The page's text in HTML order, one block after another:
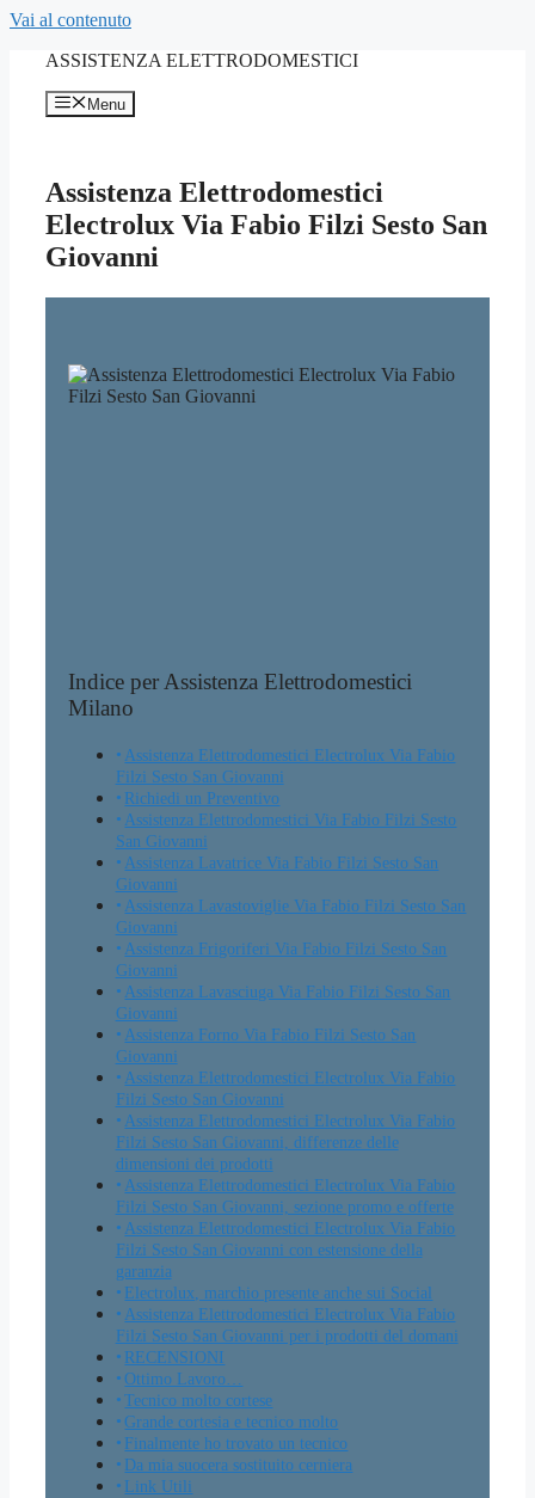
Vai al contenuto
ASSISTENZA ELETTRODOMESTICI
Menu
Assistenza Elettrodomestici
Electrolux Via Fabio Filzi Sesto San
Giovanni
Indice per Assistenza Elettrodomestici
Milano
Assistenza Elettrodomestici Electrolux Via Fabio
Filzi Sesto San Giovanni
Richiedi un Preventivo
Assistenza Elettrodomestici Via Fabio Filzi Sesto
San Giovanni
Assistenza Lavatrice Via Fabio Filzi Sesto San
Giovanni
Assistenza Lavastoviglie Via Fabio Filzi Sesto San
Giovanni
Assistenza Frigoriferi Via Fabio Filzi Sesto San
Giovanni
Assistenza Lavasciuga Via Fabio Filzi Sesto San
Giovanni
Assistenza Forno Via Fabio Filzi Sesto San
Giovanni
Assistenza Elettrodomestici Electrolux Via Fabio
Filzi Sesto San Giovanni
Assistenza Elettrodomestici Electrolux Via Fabio
Filzi Sesto San Giovanni, differenze delle
dimensioni dei prodotti
Assistenza Elettrodomestici Electrolux Via Fabio
Filzi Sesto San Giovanni, sezione promo e offerte
Assistenza Elettrodomestici Electrolux Via Fabio
Filzi Sesto San Giovanni con estensione della
garanzia
Electrolux, marchio presente anche sui Social
Assistenza Elettrodomestici Electrolux Via Fabio
Filzi Sesto San Giovanni per i prodotti del domani
RECENSIONI
Ottimo Lavoro…
Tecnico molto cortese
Grande cortesia e tecnico molto
Finalmente ho trovato un tecnico
Da mia suocera sostituito cerniera
Link Utili